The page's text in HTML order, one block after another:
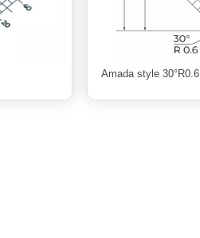
Amada style 30°R0.6